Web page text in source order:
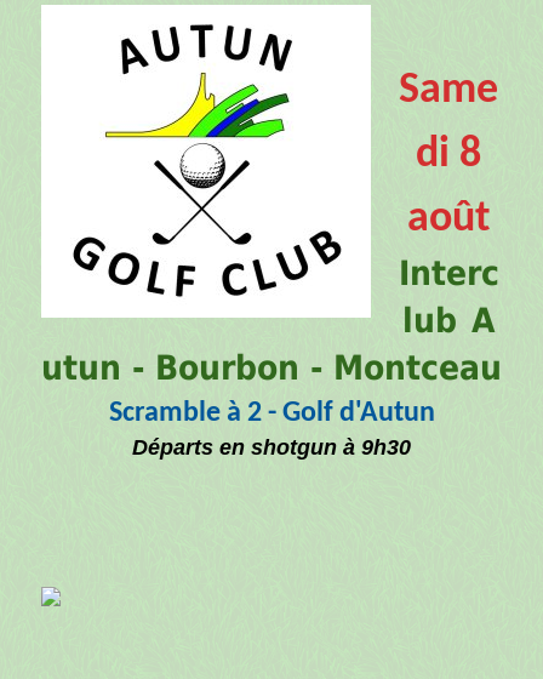
Same
di 8
août
Interc
lub A
utun - Bourbon - Montceau
Scramble à 2 - Golf d'Autun
Départs en shotgun à 9h30